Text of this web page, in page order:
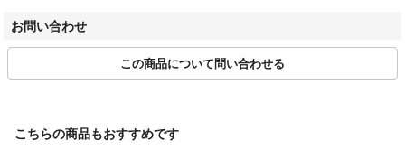
の配達がございません。
土日祝日をはさみますと、ご自宅のポストお届けまでに→【約1週間】
を要する場合もございます。
連絡（ご返信）等は、翌営業日以降の対応となりますので予めご了承く
お問い合わせ
この商品について問い合わせる
こちらの商品もおすすめです